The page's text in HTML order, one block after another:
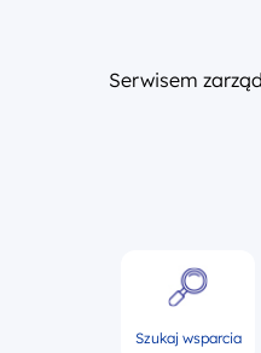
Serwisem
Szukaj wsparcia